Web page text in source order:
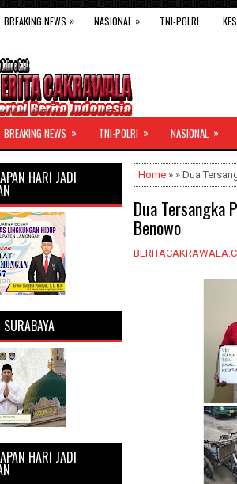
BREAKING NEWS » NASIONAL » TNI-POLRI
BREAKING NEWS » TNI-POLRI » NASIONAL »
Home » » Dua
Dua Tersangka
Benowo
HARI JADI
HARI JADI